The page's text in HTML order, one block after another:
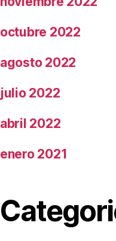
octubre 2022
agosto 2022
julio 2022
abril 2022
enero 2021